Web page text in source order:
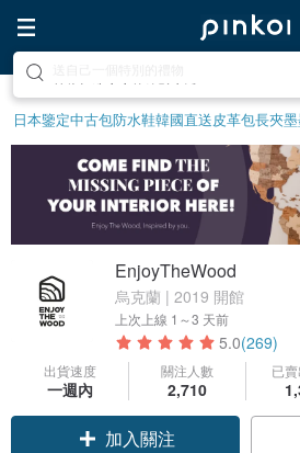
日本鑒定中古包防水鞋韓國直送皮革包長夾
EnjoyTheWood
烏克蘭 | 2019 開館
上次上線 1～3 天前
5.0(269)
出貨速度
一週內
關注人數
2,710
已
加入關注